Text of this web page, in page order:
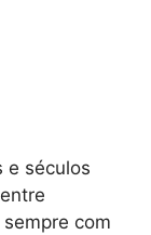
e séculos
com